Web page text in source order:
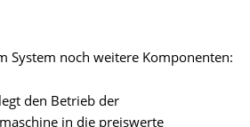
System noch weitere Komponenten:
den Betrieb der
in die preiswerte